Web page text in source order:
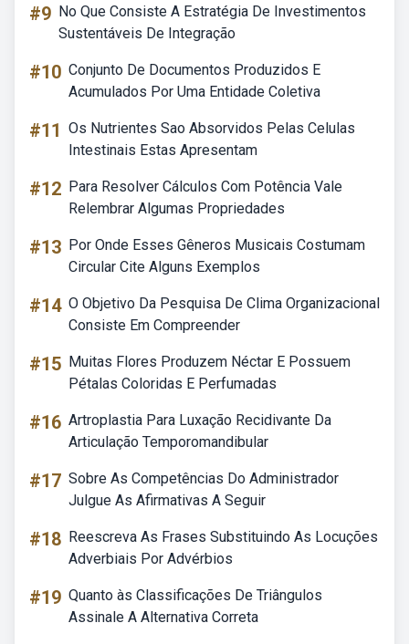
#9 No Que Consiste A Estratégia De Investimentos
Sustentáveis De Integração
#10 Conjunto De Documentos Produzidos E
Acumulados Por Uma Entidade Coletiva
#11 Os Nutrientes Sao Absorvidos Pelas Celulas
Intestinais Estas Apresentam
#12 Para Resolver Cálculos Com Potência Vale
Relembrar Algumas Propriedades
#13 Por Onde Esses Gêneros Musicais Costumam
Circular Cite Alguns Exemplos
#14 O Objetivo Da Pesquisa De Clima Organizacional
Consiste Em Compreender
#15 Muitas Flores Produzem Néctar E Possuem
Pétalas Coloridas E Perfumadas
#16 Artroplastia Para Luxação Recidivante Da
Articulação Temporomandibular
#17 Sobre As Competências Do Administrador
Julgue As Afirmativas A Seguir
#18 Reescreva As Frases Substituindo As Locuções
Adverbiais Por Advérbios
#19 Quanto às Classificações De Triângulos
Assinale A Alternativa Correta